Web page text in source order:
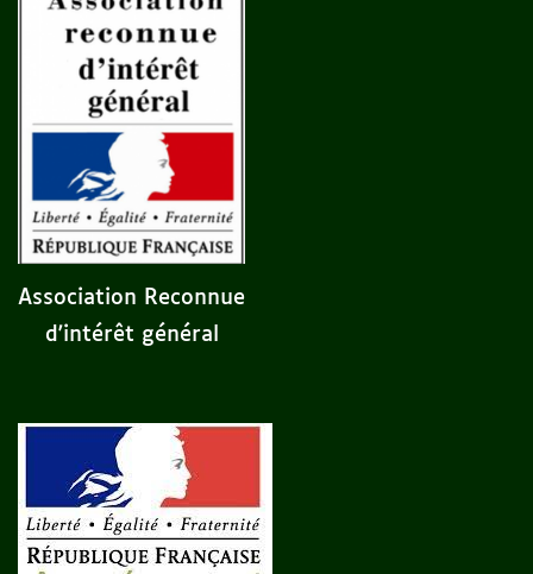
Association Reconnue
d'intérêt général